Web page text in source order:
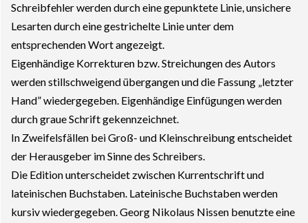
Schreibfehler werden durch eine gepunktete Linie, unsichere
Lesarten durch eine gestrichelte Linie unter dem
entsprechenden Wort angezeigt.
Eigenhändige Korrekturen bzw. Streichungen des Autors
werden stillschweigend übergangen und die Fassung „letzter
Hand” wiedergegeben. Eigenhändige Einfügungen werden
durch graue Schrift gekennzeichnet.
In Zweifelsfällen bei Groß- und Kleinschreibung entscheidet
der Herausgeber im Sinne des Schreibers.
Die Edition unterscheidet zwischen Kurrentschrift und
lateinischen Buchstaben. Lateinische Buchstaben werden
kursiv wiedergegeben. Georg Nikolaus Nissen benutzte eine